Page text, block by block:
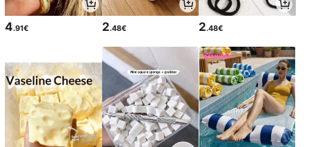
4.91€ 2.48€ 2.48€